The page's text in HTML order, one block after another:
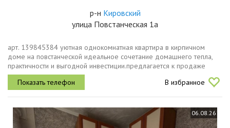
р-н Кировский
улица Повстанческая 1а
арт. 139845384 уютная однокомнатная квартира в кирпичном
доме на повстанческой идеальное сочетание домашнего тепла,
практичности и выгодной инвестиции.предлагается к продаже
компактная квартира площадью 26 м² с продуманной планировкой.
просторная,...
В избранное
06.08.26